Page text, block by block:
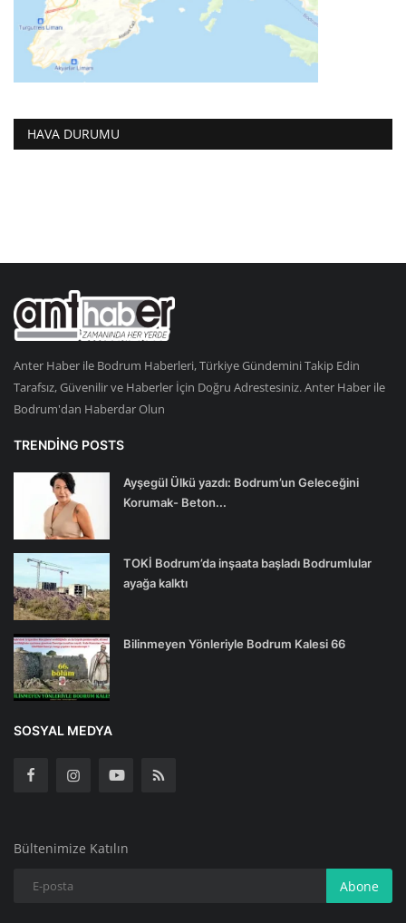
HAVA DURUMU
Anter Haber ile Bodrum Haberleri, Türkiye Gündemini Takip Edin
Tarafsız, Güvenilir ve Haberler İçin Doğru Adrestesiniz. Anter Haber ile
Bodrum'dan Haberdar Olun
TRENDING POSTS
Ayşegül Ülkü yazdı: Bodrum’un Geleceğini
Korumak- Beton...
TOKİ Bodrum’da inşaata başladı Bodrumlular
ayağa kalktı
Bilinmeyen Yönleriyle Bodrum Kalesi 66
SOSYAL MEDYA
Bültenimize Katılın
Abone